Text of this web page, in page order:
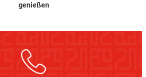
genießen